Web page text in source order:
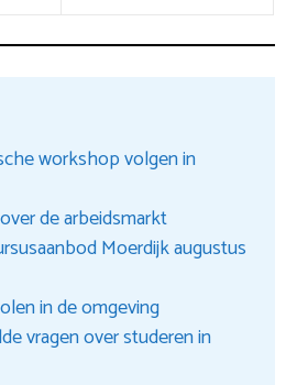
workshop volgen in
de arbeidsmarkt
Moerdijk augustus
in de omgeving
vragen over studeren in